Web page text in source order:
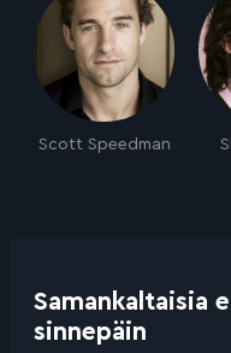
Scott Speedman
Samankaltaisia
sinnepäin